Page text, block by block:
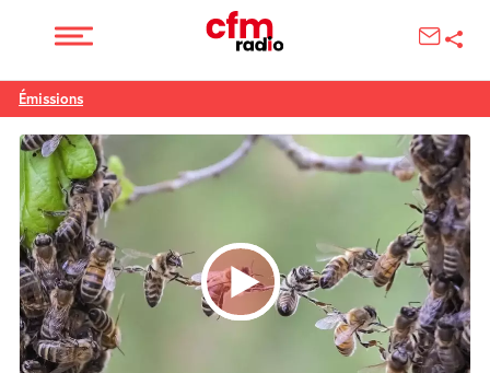
Émissions